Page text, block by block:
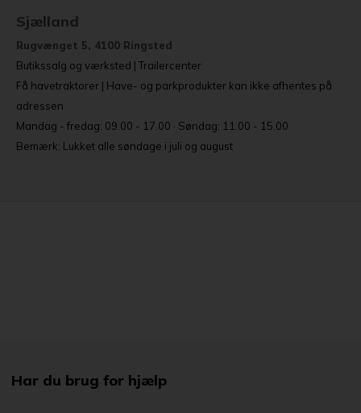
Sjælland
Rugvænget 5, 4100 Ringsted
Butikssalg og værksted | Trailercenter
Få havetraktorer | Have- og parkprodukter kan ikke afhentes på
adressen
Mandag - fredag: 09.00 - 17.00 · Søndag: 11.00 - 15.00
Bemærk: Lukket alle søndage i juli og august
Har du brug for hjælp